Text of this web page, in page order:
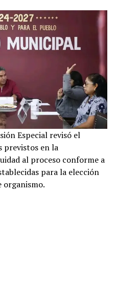
Especial revisó el
previstos en la
al proceso conforme a
para la elección
organismo.